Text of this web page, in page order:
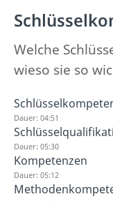
Welche
wieso sie so
Dauer: 04:51
Dauer: 05:30
Kompetenzen
Dauer: 05:12